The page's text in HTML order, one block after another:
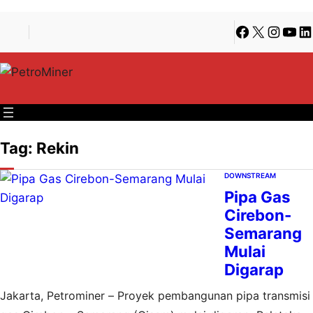
Facebook
X
Tag: Rekin
DOWNSTREAM
Pipa Gas
Cirebon-
Semarang
Mulai
Digarap
Jakarta, Petrominer – Proyek pembangunan pipa transmisi